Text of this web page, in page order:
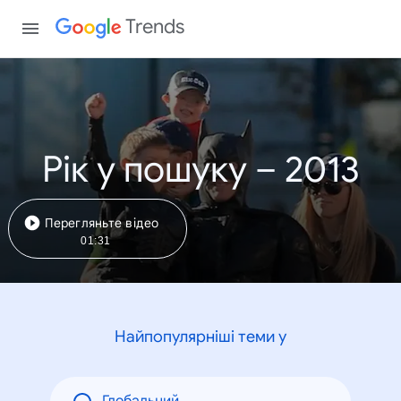
Trends
Рік у пошуку – 2013
Перегляньте відео
01:31
Найпопулярніші теми у